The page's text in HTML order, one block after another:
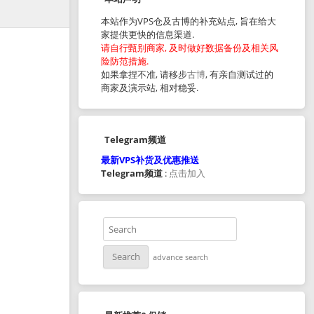
本站作为VPS仓及古博的补充站点, 旨在给大
家提供更快的信息渠道.
请自行甄别商家, 及时做好数据备份及相关风
险防范措施.
如果拿捏不准, 请移步古博, 有亲自测试过的
商家及演示站, 相对稳妥.
Telegram频道
最新VPS补货及优惠推送
Telegram频道 : 点击加入
advance search